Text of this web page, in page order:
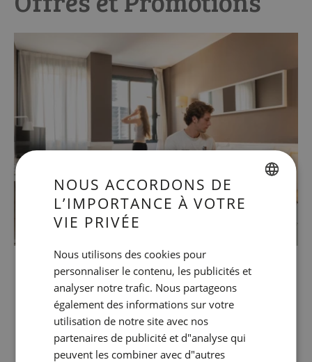
ANNULATION
GRATUITE
Aucun prépaiement requis.
En savoir plus
SPANISH
GERMAN
RUSSIAN
NOUS ACCORDONS DE
L’IMPORTANCE À VOTRE
VIE PRIVÉE
Nous utilisons des cookies pour
personnaliser le contenu, les publicités et
analyser notre trafic. Nous partageons
également des informations sur votre
utilisation de notre site avec nos
partenaires de publicité et d"analyse qui
peuvent les combiner avec d"autres